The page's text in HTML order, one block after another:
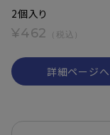
2個入り
¥462 （税込）
詳細ページへ